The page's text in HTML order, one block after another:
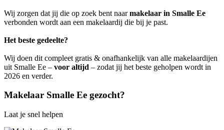
Wij zorgen dat jij die op zoek bent naarmakelaar in Smalle Ee
verbonden wordt aan een makelaardij die bij je past.
Het beste gedeelte?
Wij doen dit compleet gratis & onafhankelijk van alle makelaardijen
uit Smalle Ee – voor altijd – zodat jij het beste geholpen wordt in
2026 en verder.
Makelaar Smalle Ee gezocht?
Laat je snel helpen